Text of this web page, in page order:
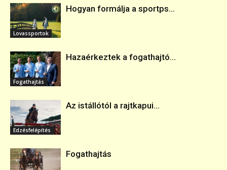
Lovassportok
Hogyan formálja a sportps...
Fogathajtás
Hazaérkeztek a fogathajtó...
Edzésfelépítés
Az istállótól a rajtkapui...
Fogathajtás